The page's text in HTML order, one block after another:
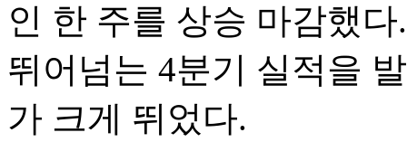
인 한 주를 상승 마감했
뛰어넘는 4분기 실적을
가 크게 뛰었다.